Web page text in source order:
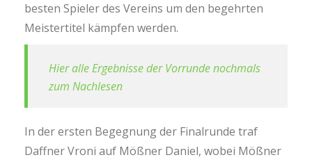
besten Spieler des Vereins um den begehrten
Meistertitel kämpfen werden.
Hier alle Ergebnisse der Vorrunde nochmals
zum Nachlesen
In der ersten Begegnung der Finalrunde traf
Daffner Vroni auf Mößner Daniel, wobei Mößner